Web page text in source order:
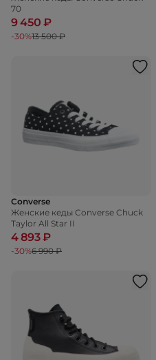
70
9 450 ₽
-30%13 500 ₽
Converse
Женские кеды Converse Chuck
Taylor All Star II
4 893 ₽
-30%6 990 ₽